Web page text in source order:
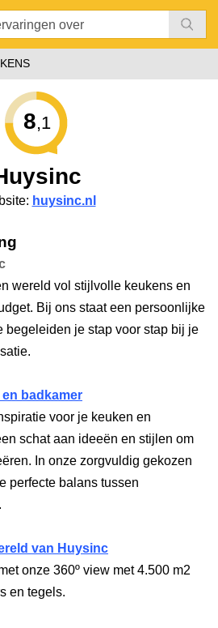
8,1
huysinc.nl
wereld vol stijlvolle keukens en
Bij ons staat een persoonlijke
begeleiden je stap voor stap bij je
badkamer
voor je keuken en
schat aan ideeën en stijlen om
In onze zorgvuldig gekozen
perfecte balans tussen
van Huysinc
onze 360º view met 4.500 m2
en tegels.